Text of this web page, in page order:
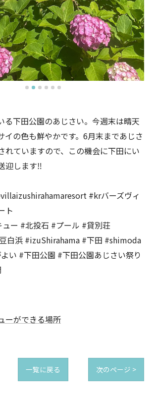
る下田公園のあじさい。今週末は晴天
イの色も鮮やかです。6月末まであじさ
れていますので、この機会に下田にい
迎します‼️
#krバーズヴィ
ト
ー #北投石 #プール #貸別荘
白浜 #izuShirahama #下田 #shimoda
い #下田公園 #下田公園あじさい祭り
ーができる場所
一覧に戻る 次のページ >